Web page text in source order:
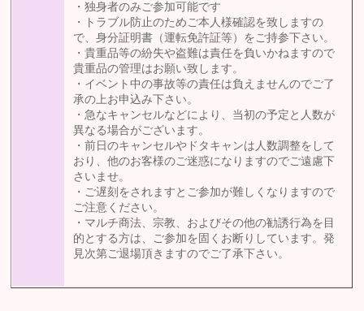
・独身者のみご参加可能です
・トラブル防止のためご本人様確認を致しますの
で、身分証明書（運転免許証等）をご持参下さい。
・貴重品等の紛失や盗難は責任を負いかねますので
貴重品の管理はお願い致します。
・イベント中の事故等の責任は負えませんのでご了
承の上お申込み下さい。
・急なキャンセルなどにより、当初の予定と人数が
異なる場合がございます。
・前日のキャンセルやドタキャンは人数調整をして
おり、他のお客様のご迷惑になりますのでご遠慮下
さいませ。
・ご遅刻をされますとご参加が難しくなりますので
ご注意ください。
・マルチ商法、宗教、およびその他の勧誘行為を目
的とする方は、ご参加を固くお断りしています。発
見次第ご退場頂きますのでご了承下さい。